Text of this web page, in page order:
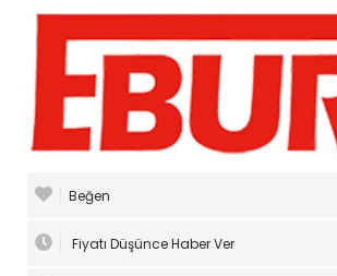
Beğen
Fiyatı Düşünce Haber Ver